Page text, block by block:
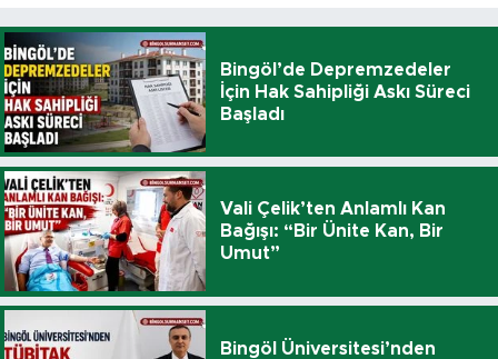
Bingöl’de Depremzedeler
İçin Hak Sahipliği Askı Süreci
Başladı
Vali Çelik’ten Anlamlı Kan
Bağışı: “Bir Ünite Kan, Bir
Umut”
Bingöl Üniversitesi’nden